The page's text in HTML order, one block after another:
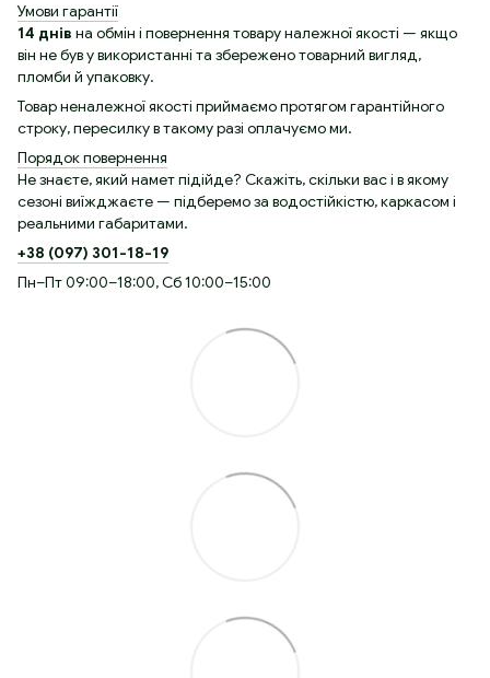
Умови гарантії
14 днів на обмін і повернення товару належної якості — якщо
він не був у використанні та збережено товарний вигляд,
пломби й упаковку.
Товар неналежної якості приймаємо протягом гарантійного
строку, пересилку в такому разі оплачуємо ми.
Порядок повернення
Не знаєте, який намет підійде? Скажіть, скільки вас і в якому
сезоні виїжджаєте — підберемо за водостійкістю, каркасом і
реальними габаритами.
+38 (097) 301-18-19
Пн–Пт 09:00–18:00, Сб 10:00–15:00